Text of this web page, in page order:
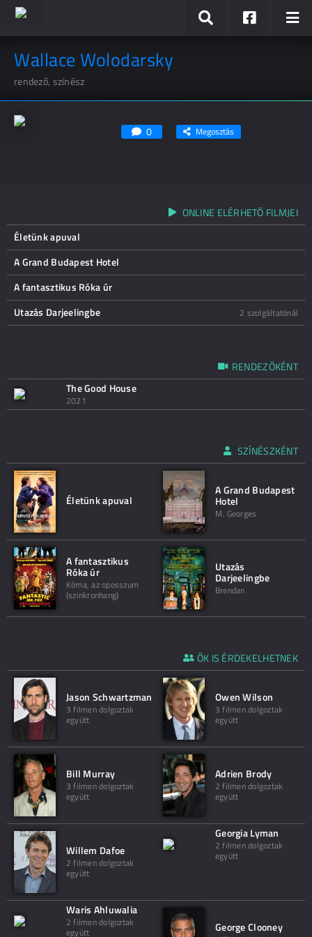
Wallace Wolodarsky
rendező, színész
0 Megosztás
ONLINE ELÉRHETŐ FILMJEI
Életünk apuval
A Grand Budapest Hotel
A fantasztikus Róka úr
Utazás Darjeelingbe
2 szolgáltatónál
RENDEZŐKÉNT
The Good House
2021
SZÍNÉSZKÉNT
Életünk apuval
A Grand Budapest
Hotel
M. Georges
A fantasztikus
Róka úr
Kóma, az oposszum
(szinkronhang)
Utazás
Darjeelingbe
Brendan
ŐK IS ÉRDEKELHETNEK
Jason Schwartzman
3 filmen dolgoztak
együtt
Owen Wilson
3 filmen dolgoztak
együtt
Bill Murray
3 filmen dolgoztak
együtt
Adrien Brody
2 filmen dolgoztak
együtt
Willem Dafoe
2 filmen dolgoztak
együtt
Georgia Lyman
2 filmen dolgoztak
együtt
Waris Ahluwalia
2 filmen dolgoztak
együtt George Clooney